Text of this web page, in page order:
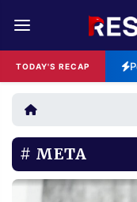
TODAY'S RECAP
REDAKSI
RESOLUSI
RUBRIKASI
EDITORIAL
META